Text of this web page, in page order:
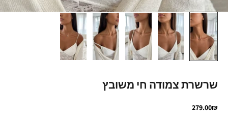
שרשרת צמודה חי משובץ
מחיר מבצע
279.00₪